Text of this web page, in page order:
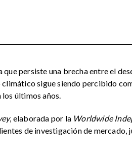
persiste una brecha entre el
sigue siendo percibido
últimos años.
, elaborada por la Worldwide
de investigación de mercado,